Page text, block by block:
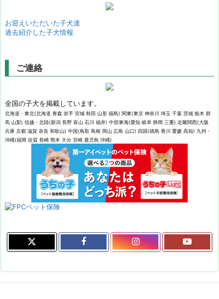
お迎えいただいた子犬達
過去紹介した子犬情報
ご連絡
全国の子犬を掲載しています。
北海道・東北(北海道 青森 岩手 宮城 秋田 山形 福島) 関東(東京 神奈川 埼玉 千葉 茨城 栃木 群
馬 山梨) 信越・北陸(新潟 長野 富山 石川 福井) 中部東海(愛知 岐阜 静岡 三重) 近畿関西(大阪
兵庫 京都 滋賀 奈良 和歌山) 中国(鳥取 島根 岡山 広島 山口) 四国(徳島 香川 愛媛 高知) 九州・
沖縄(福岡 佐賀 長崎 熊本 大分 宮崎 鹿児島 沖縄)